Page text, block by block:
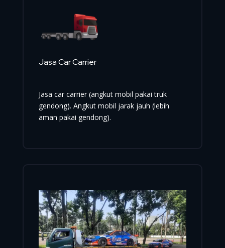
Jasa Car Carrier
Jasa car carrier (angkut mobil pakai truk
gendong). Angkut mobil jarak jauh (lebih
aman pakai gendong).